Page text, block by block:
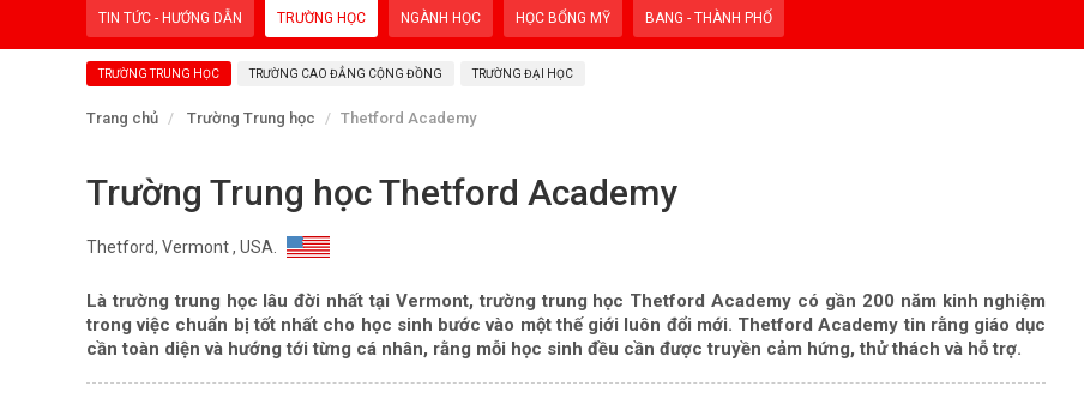
TIN TỨC - HƯỚNG DẪN TRƯỜNG HỌC NGÀNH HỌC HỌC BỔNG MỸ BANG - THÀNH PHỐ
TRƯỜNG TRUNG HỌC TRƯỜNG CAO ĐẲNG CỘNG ĐỒNG TRƯỜNG ĐẠI HỌC
Trang chủ Trường Trung học Thetford Academy
Trường Trung học Thetford Academy
Thetford, Vermont , USA.
Là trường trung học lâu đời nhất tại Vermont, trường trung học Thetford Academy có gần 200 năm kinh nghiệm
trong việc chuẩn bị tốt nhất cho học sinh bước vào một thế giới luôn đổi mới. Thetford Academy tin rằng giáo dục
cần toàn diện và hướng tới từng cá nhân, rằng mỗi học sinh đều cần được truyền cảm hứng, thử thách và hỗ trợ.
LIÊN HỆ